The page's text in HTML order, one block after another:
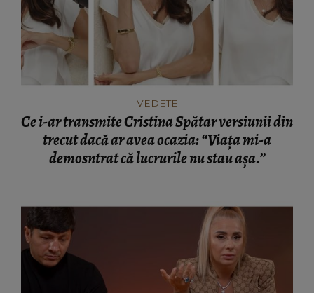
VEDETE
Ce i-ar transmite Cristina Spătar versiunii din
trecut dacă ar avea ocazia: “Viața mi-a
demosntrat că lucrurile nu stau așa.”